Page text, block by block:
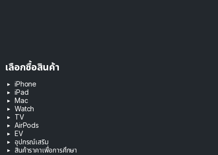
เลือกซื้อสินค้า
iPhone
iPad
Mac
Watch
TV
AirPods
EV
อุปกรณ์เสริม
สินค้าราคาเพื่อการศึกษา